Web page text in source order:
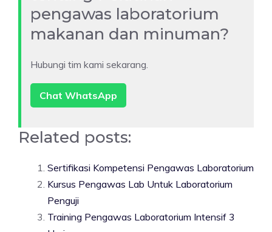
pengawas laboratorium
makanan dan minuman?
Hubungi tim kami sekarang.
Chat WhatsApp
Related posts:
Sertifikasi Kompetensi Pengawas Laboratorium
Kursus Pengawas Lab Untuk Laboratorium
Penguji
Training Pengawas Laboratorium Intensif 3